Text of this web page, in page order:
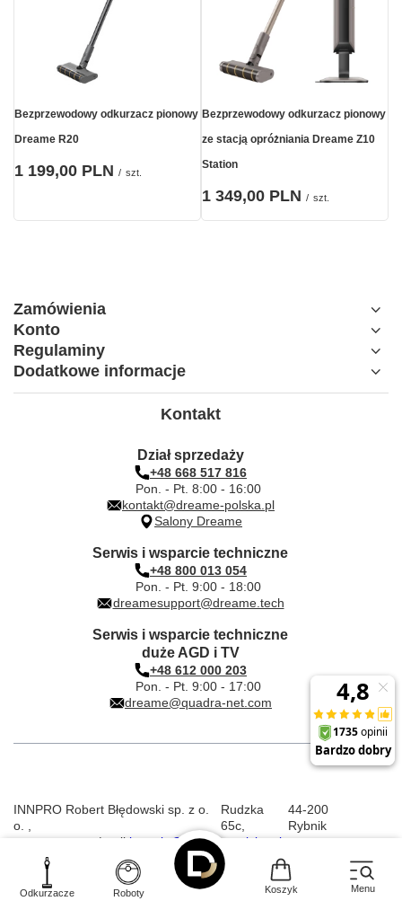
Odkurzacze Roboty Koszyk Menu
Bezprzewodowy odkurzacz pionowy
Dreame R20
1 199,00 PLN / szt.
Bezprzewodowy odkurzacz pionowy
ze stacją opróżniania Dreame Z10
Station
1 349,00 PLN / szt.
Zamówienia
Konto
Regulaminy
Dodatkowe informacje
Kontakt
Dział sprzedaży
+48 668 517 816
Pon. - Pt. 8:00 - 16:00
kontakt@dreame-polska.pl
Salony Dreame
Serwis i wsparcie techniczne
+48 800 013 054
Pon. - Pt. 9:00 - 18:00
dreamesupport@dreame.tech
Serwis i wsparcie techniczne
duże AGD i TV
+48 612 000 203
Pon. - Pt. 9:00 - 17:00
dreame@quadra-net.com
INNPRO Robert Błędowski sp. z o.
o.
Rudzka
65c,
44-200
Rybnik
| mail: kontakt@dreame-polska.pl
|telefon:
+48 668 517 816
|NIP:
PL6423234719
|KRS: 0000944160